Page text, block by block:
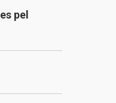
pel